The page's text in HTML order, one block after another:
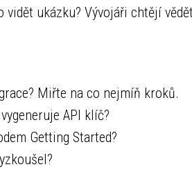
ukázku? Vývojáři chtějí
Miřte na co nejmíň kroků.
API klíč?
Getting Started?